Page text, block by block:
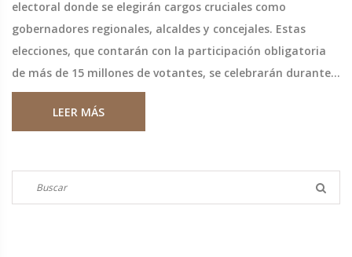
electoral donde se elegirán cargos cruciales como
gobernadores regionales, alcaldes y concejales. Estas
elecciones, que contarán con la participación obligatoria
de más de 15 millones de votantes, se celebrarán durante
dos días debido a la complejidad de las papeletas.
Descubre cómo conocer a los candidatos para cada
LEER MÁS